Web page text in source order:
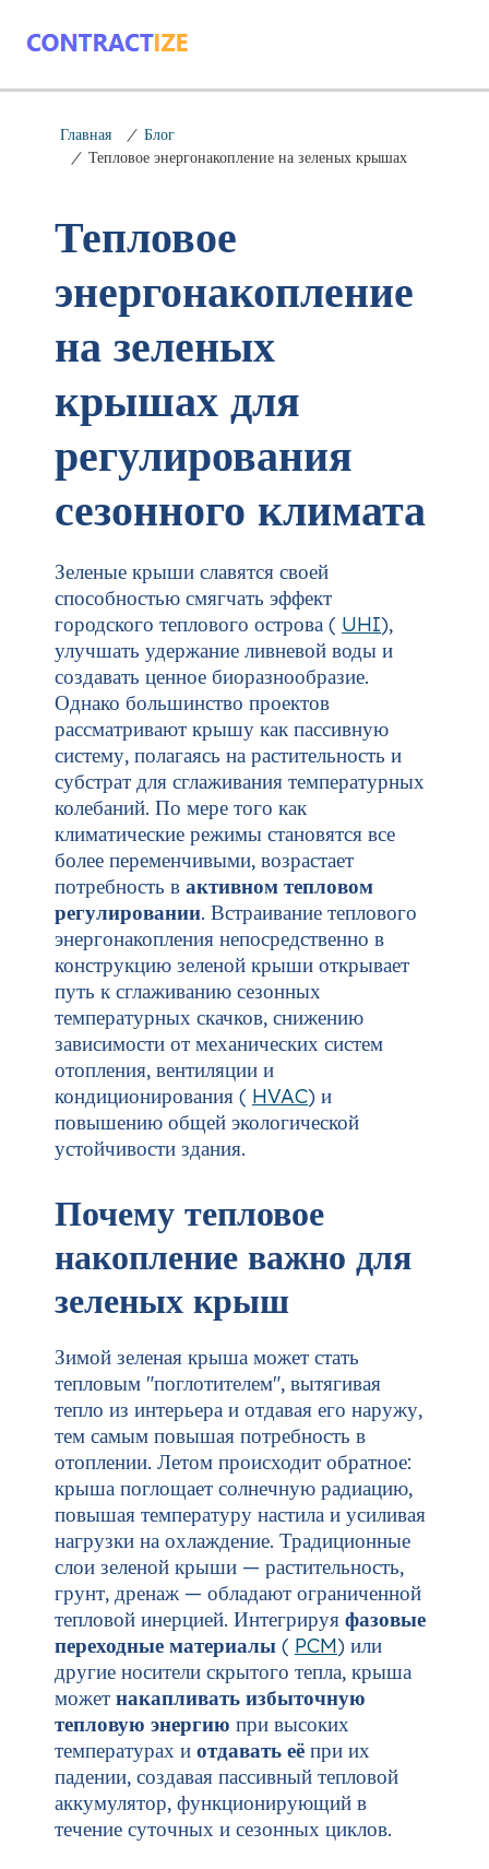
Главная / Блог
/ Тепловое энергонакопление на зеленых крышах
Тепловое
энергонакопление
на зеленых
крышах для
регулирования
сезонного климата
Зеленые крыши славятся своей
способностью смягчать эффект
городского теплового острова ( UHI),
улучшать удержание ливневой воды и
создавать ценное биоразнообразие.
Однако большинство проектов
рассматривают крышу как пассивную
систему, полагаясь на растительность и
субстрат для сглаживания температурных
колебаний. По мере того как
климатические режимы становятся все
более переменчивыми, возрастает
потребность в активном тепловом
регулировании. Встраивание теплового
энергонакопления непосредственно в
конструкцию зеленой крыши открывает
путь к сглаживанию сезонных
температурных скачков, снижению
зависимости от механических систем
отопления, вентиляции и
кондиционирования ( HVAC) и
повышению общей экологической
устойчивости здания.
Почему тепловое
накопление важно для
зеленых крыш
Зимой зеленая крыша может стать
тепловым "поглотителем", вытягивая
тепло из интерьера и отдавая его наружу,
тем самым повышая потребность в
отоплении. Летом происходит обратное:
крыша поглощает солнечную радиацию,
повышая температуру настила и усиливая
нагрузки на охлаждение. Традиционные
слои зеленой крыши — растительность,
грунт, дренаж — обладают ограниченной
тепловой инерцией. Интегрируя фазовые
переходные материалы ( PCM) или
другие носители скрытого тепла, крыша
может накапливать избыточную
тепловую энергию при высоких
температурах и отдавать её при их
падении, создавая пассивный тепловой
аккумулятор, функционирующий в
течение суточных и сезонных циклов.